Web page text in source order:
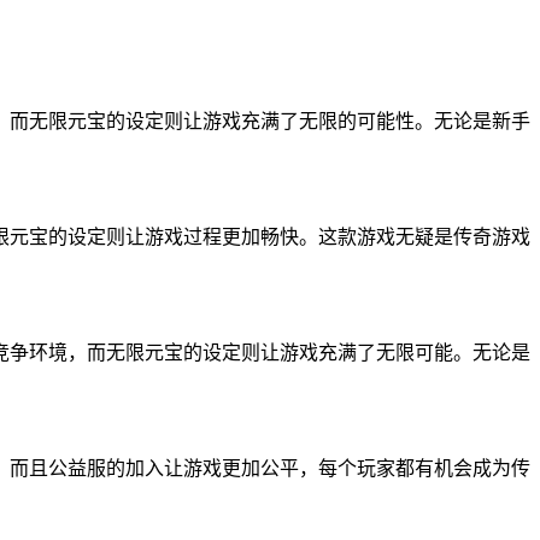
无限元宝的设定则让游戏充满了无限的可能性。无论是新手
宝的设定则让游戏过程更加畅快。这款游戏无疑是传奇游戏
环境，而无限元宝的设定则让游戏充满了无限可能。无论是
且公益服的加入让游戏更加公平，每个玩家都有机会成为传